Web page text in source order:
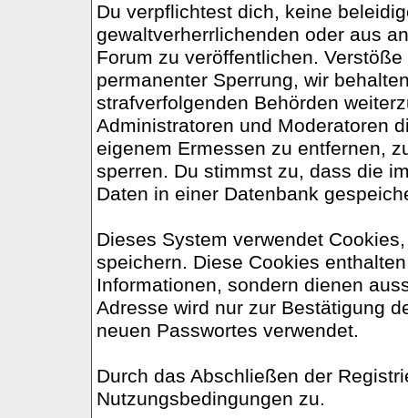
Du verpflichtest dich, keine
gewaltverherrlichenden oder aus
Forum zu veröffentlichen.
permanenter Sperrung, wir
strafverfolgenden Behörden
Administratoren und Moderatoren
eigenem Ermessen zu entfernen,
sperren. Du stimmst zu, dass die
Daten in einer Datenbank
Dieses System verwendet
speichern. Diese Cookies
Informationen, sondern dienen
Adresse wird nur zur Bestätigung
neuen Passwortes verwendet.
Durch das Abschließen der
Nutzungsbedingungen zu.